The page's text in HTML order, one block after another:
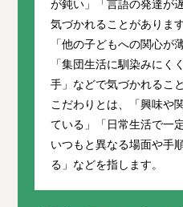
が鈍い」「言語の発達が
気づかれることがありま
「他の子どもへの関心が
「集団生活に馴染みにく
手」などで気づかれるこ
こだわりとは、「興味や
ている」「日常生活で一
いつもと異なる場面や手
る」などを指します。